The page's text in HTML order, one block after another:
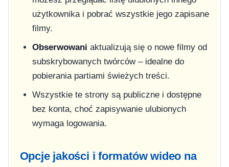
użytkownika i pobrać wszystkie jego zapisane
filmy.
Obserwowani aktualizują się o nowe filmy od
subskrybowanych twórców – idealne do
pobierania partiami świeżych treści.
Wszystkie te strony są publiczne i dostępne
bez konta, choć zapisywanie ulubionych
wymaga logowania.
Opcje jakości i formatów wideo na